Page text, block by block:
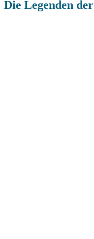
Die Legenden